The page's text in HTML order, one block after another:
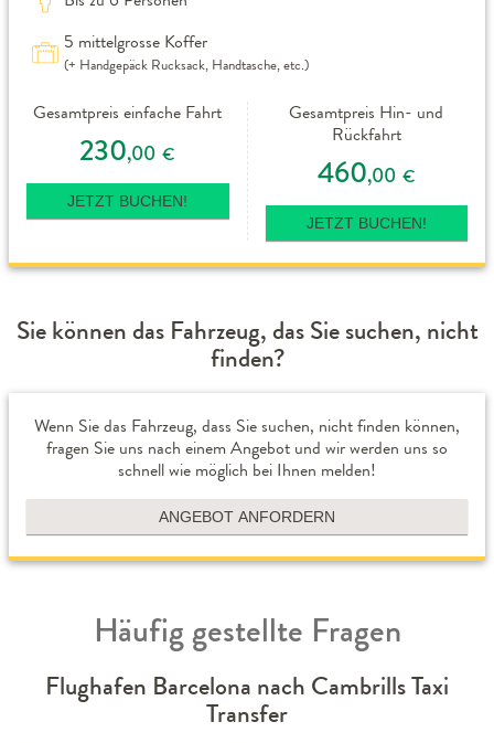
5 mittelgrosse Koffer
(+ Handgepäck Rucksack, Handtasche, etc.)
Gesamtpreis einfache Fahrt
230,00 €
JETZT BUCHEN!
Gesamtpreis Hin- und
Rückfahrt
460,00 €
JETZT BUCHEN!
Sie können das Fahrzeug, das Sie suchen, nicht
finden?
Wenn Sie das Fahrzeug, dass Sie suchen, nicht finden können,
fragen Sie uns nach einem Angebot und wir werden uns so
schnell wie möglich bei Ihnen melden!
ANGEBOT ANFORDERN
Häufig gestellte Fragen
Flughafen Barcelona nach Cambrills Taxi
Transfer